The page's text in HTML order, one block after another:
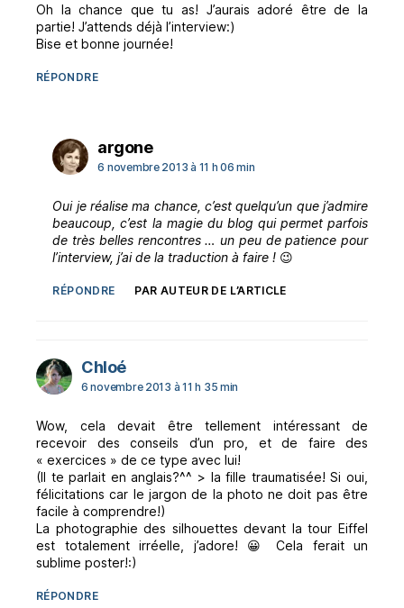
Oh la chance que tu as! J’aurais adoré être de la
partie! J’attends déjà l’interview:)
Bise et bonne journée!
RÉPONDRE
argonedit :
6 novembre 2013 à 11 h 06 min
Oui je réalise ma chance, c’est quelqu’un que j’admire
beaucoup, c’est la magie du blog qui permet parfois
de très belles rencontres … un peu de patience pour
l’interview, j’ai de la traduction à faire ! 😉
RÉPONDRE PAR AUTEUR DE L’ARTICLE
Chloédit :
6 novembre 2013 à 11 h 35 min
Wow, cela devait être tellement intéressant de
recevoir des conseils d’un pro, et de faire des
« exercices » de ce type avec lui!
(Il te parlait en anglais?^^ > la fille traumatisée! Si oui,
félicitations car le jargon de la photo ne doit pas être
facile à comprendre!)
La photographie des silhouettes devant la tour Eiffel
est totalement irréelle, j’adore! 😀 Cela ferait un
sublime poster!:)
RÉPONDRE